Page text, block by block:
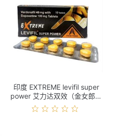
印度 EXTREME levifil super
power 艾力达双效（金女郎）
10s 价格